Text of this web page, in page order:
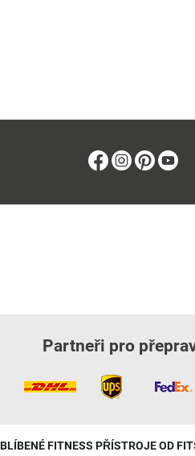
Facebook
Instagram
Partneři pro
FITNESS PŘÍSTROJE OD